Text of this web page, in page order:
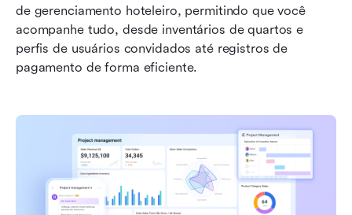
de gerenciamento hoteleiro, permitindo que você
acompanhe tudo, desde inventários de quartos e
perfis de usuários convidados até registros de
pagamento de forma eficiente.